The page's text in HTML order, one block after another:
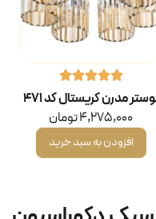
مدرن کریستال کد ۴۷۱
4,275,000تومان
افزودن به سبد خرید